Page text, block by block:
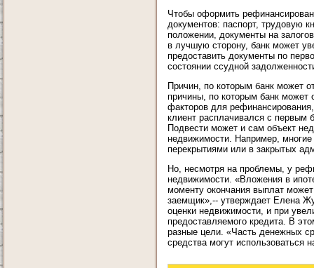
Чтобы оформить
документов: паспорт, трудовую
положении, документы на
в лучшую сторону, банк может
предоставить документы по
состоянии ссудной
Причин, по которым банк может
причины, по которым банк может
факторов для
клиент расплачивался с первым
Подвести может и сам объект
недвижимости. Например,
перекрытиями или в закрытых
Но, несмотря на проблемы, у
недвижимости. «Вложения в
моменту окончания выплат
заемщик»,-- утверждает Елена
оценки недвижимости, и при
предоставляемого кредита. В
разные цели. «Часть денежных
средства могут использоваться